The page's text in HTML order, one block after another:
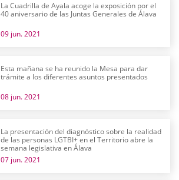
La Cuadrilla de Ayala acoge la exposición por el
40 aniversario de las Juntas Generales de Álava
09 jun. 2021
Esta mañana se ha reunido la Mesa para dar
trámite a los diferentes asuntos presentados
08 jun. 2021
La presentación del diagnóstico sobre la realidad
de las personas LGTBI+ en el Territorio abre la
semana legislativa en Álava
07 jun. 2021